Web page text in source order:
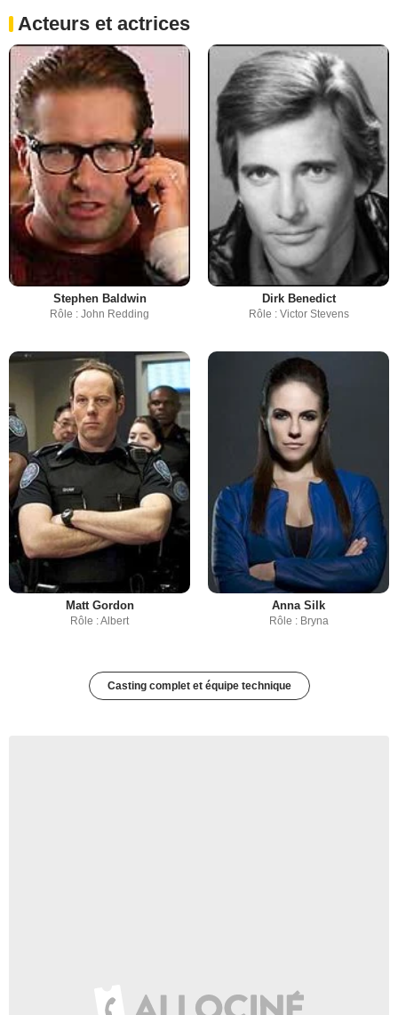
Acteurs et actrices
Stephen Baldwin
Rôle : John Redding
Dirk Benedict
Rôle : Victor Stevens
Matt Gordon
Rôle : Albert
Anna Silk
Rôle : Bryna
Casting complet et équipe technique